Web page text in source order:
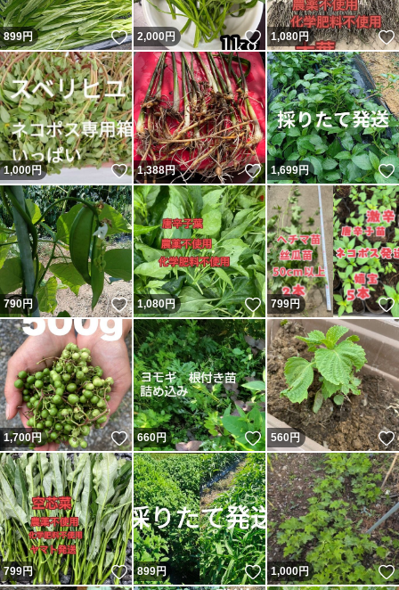
899円 いいね！
2,000円 いいね！
1,080円
1,000円 いいね！
1,388円 いいね！
1,699円
790円 いいね！
1,080円 いいね！
799円
1,700円 いいね！
660円 いいね！
560円
799円 いいね！
899円 いいね！
1,000円